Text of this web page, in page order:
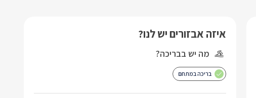
איזה אבזורים יש לנו?
מה יש בבריכה?
בריכה במתחם